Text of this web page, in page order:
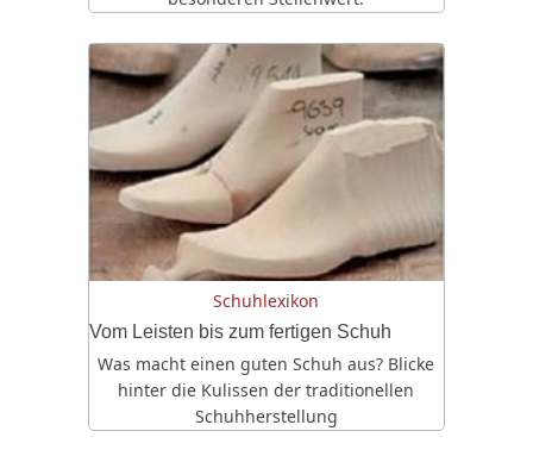
Schuhlexikon
Vom Leisten bis zum fertigen Schuh
Was macht einen guten Schuh aus? Blicke
hinter die Kulissen der traditionellen
Schuhherstellung